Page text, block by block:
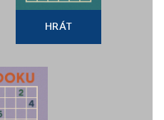
HRÁT